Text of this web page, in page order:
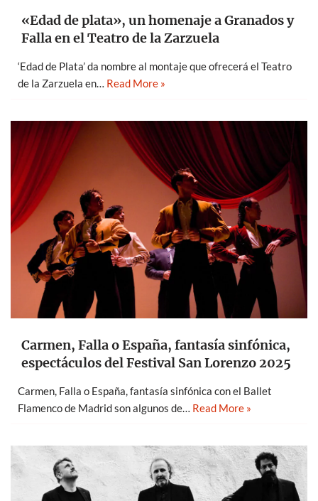
«Edad de plata», un homenaje a Granados y
Falla en el Teatro de la Zarzuela
‘Edad de Plata’ da nombre al montaje que ofrecerá el Teatro
de la Zarzuela en… Read More »
Carmen, Falla o España, fantasía sinfónica,
espectáculos del Festival San Lorenzo 2025
Carmen, Falla o España, fantasía sinfónica con el Ballet
Flamenco de Madrid son algunos de… Read More »